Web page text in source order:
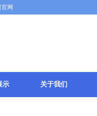
网
示 关于我们